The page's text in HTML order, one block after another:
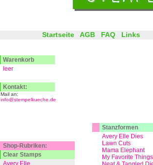
Stanzformen
Avery Elle Dies
Lawn Cuts
Mama Elephant
My Favorite Things
Startseite AGB FAQ Links
Warenkorb
leer
Kontakt:
Mail an:
info@stempelkueche.de
Shop-Rubriken:
Clear Stamps
Avery Elle